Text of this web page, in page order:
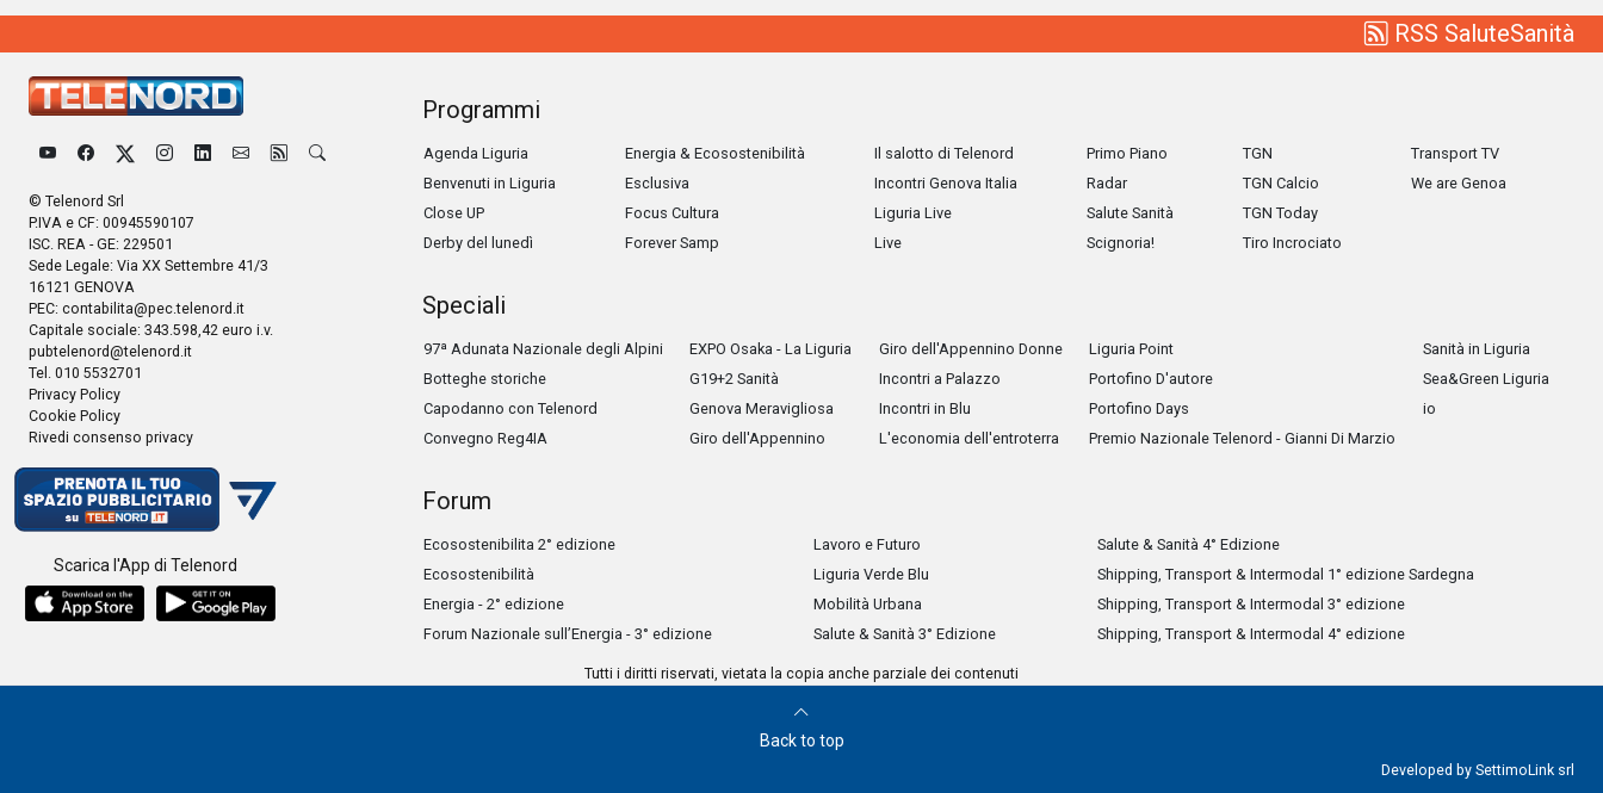
RSS SaluteSanità
© Telenord Srl
P.IVA e CF: 00945590107
ISC. REA - GE: 229501
Sede Legale: Via XX Settembre 41/3
16121 GENOVA
PEC: contabilita@pec.telenord.it
Capitale sociale: 343.598,42 euro i.v.
pubtelenord@telenord.it
Tel. 010 5532701
Privacy Policy
Cookie Policy
Rivedi consenso privacy
Scarica l'App di Telenord
Programmi
Agenda Liguria
Benvenuti in Liguria
Close UP
Derby del lunedì
Energia & Ecosostenibilità
Esclusiva
Focus Cultura
Forever Samp
Il salotto di Telenord
Incontri Genova Italia
Liguria Live
Live
Primo Piano
Radar
Salute Sanità
Scignoria!
TGN
TGN Calcio
TGN Today
Tiro Incrociato
Transport TV
We are Genoa
Speciali
97ª Adunata Nazionale degli Alpini
Botteghe storiche
Capodanno con Telenord
Convegno Reg4IA
EXPO Osaka - La Liguria
G19+2 Sanità
Genova Meravigliosa
Giro dell'Appennino
Giro dell'Appennino Donne
Incontri a Palazzo
Incontri in Blu
L'economia dell'entroterra
Liguria Point
Portofino D'autore
Portofino Days
Premio Nazionale Telenord - Gianni Di Marzio
Sanità in Liguria
Sea&Green Liguria
io
Forum
Ecosostenibilita 2° edizione
Ecosostenibilità
Energia - 2° edizione
Forum Nazionale sull’Energia - 3° edizione
Lavoro e Futuro
Liguria Verde Blu
Mobilità Urbana
Salute & Sanità 3° Edizione
Salute & Sanità 4° Edizione
Shipping, Transport & Intermodal 1° edizione Sardegna
Shipping, Transport & Intermodal 3° edizione
Shipping, Transport & Intermodal 4° edizione
Tutti i diritti riservati, vietata la copia anche parziale dei contenuti
Back to top
Developed by SettimoLink srl